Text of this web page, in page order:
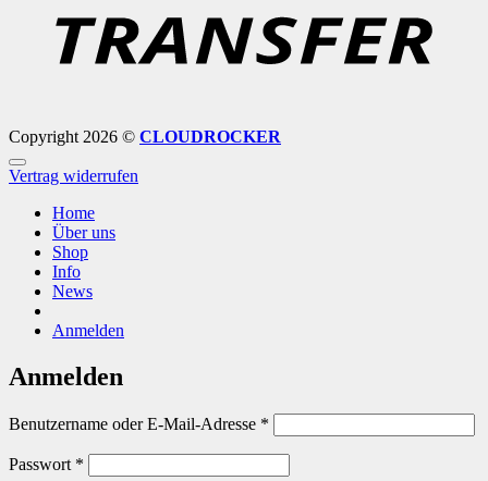
Copyright 2026 © CLOUDROCKER
Vertrag widerrufen
Home
Über uns
Shop
Info
News
Anmelden
Anmelden
Benutzername oder E-Mail-Adresse *
Passwort *